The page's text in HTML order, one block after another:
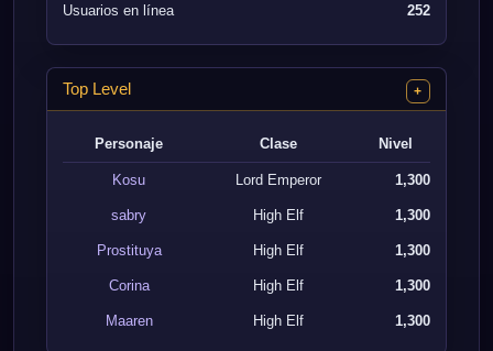
Usuarios en línea 252
Top Level +
Personaje Clase Nivel
Kosu Lord Emperor 1,300
sabry High Elf 1,300
Prostituya High Elf 1,300
Corina High Elf 1,300
Maaren High Elf 1,300